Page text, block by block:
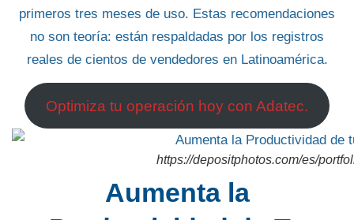
primeros tres meses de uso. Estas recomendaciones
no son teoría: están respaldadas por los registros
reales de cientos de vendedores en Latinoamérica.
Optimiza tu operación hoy con Adatec.
https://depositphotos.com/es/
Aumenta la